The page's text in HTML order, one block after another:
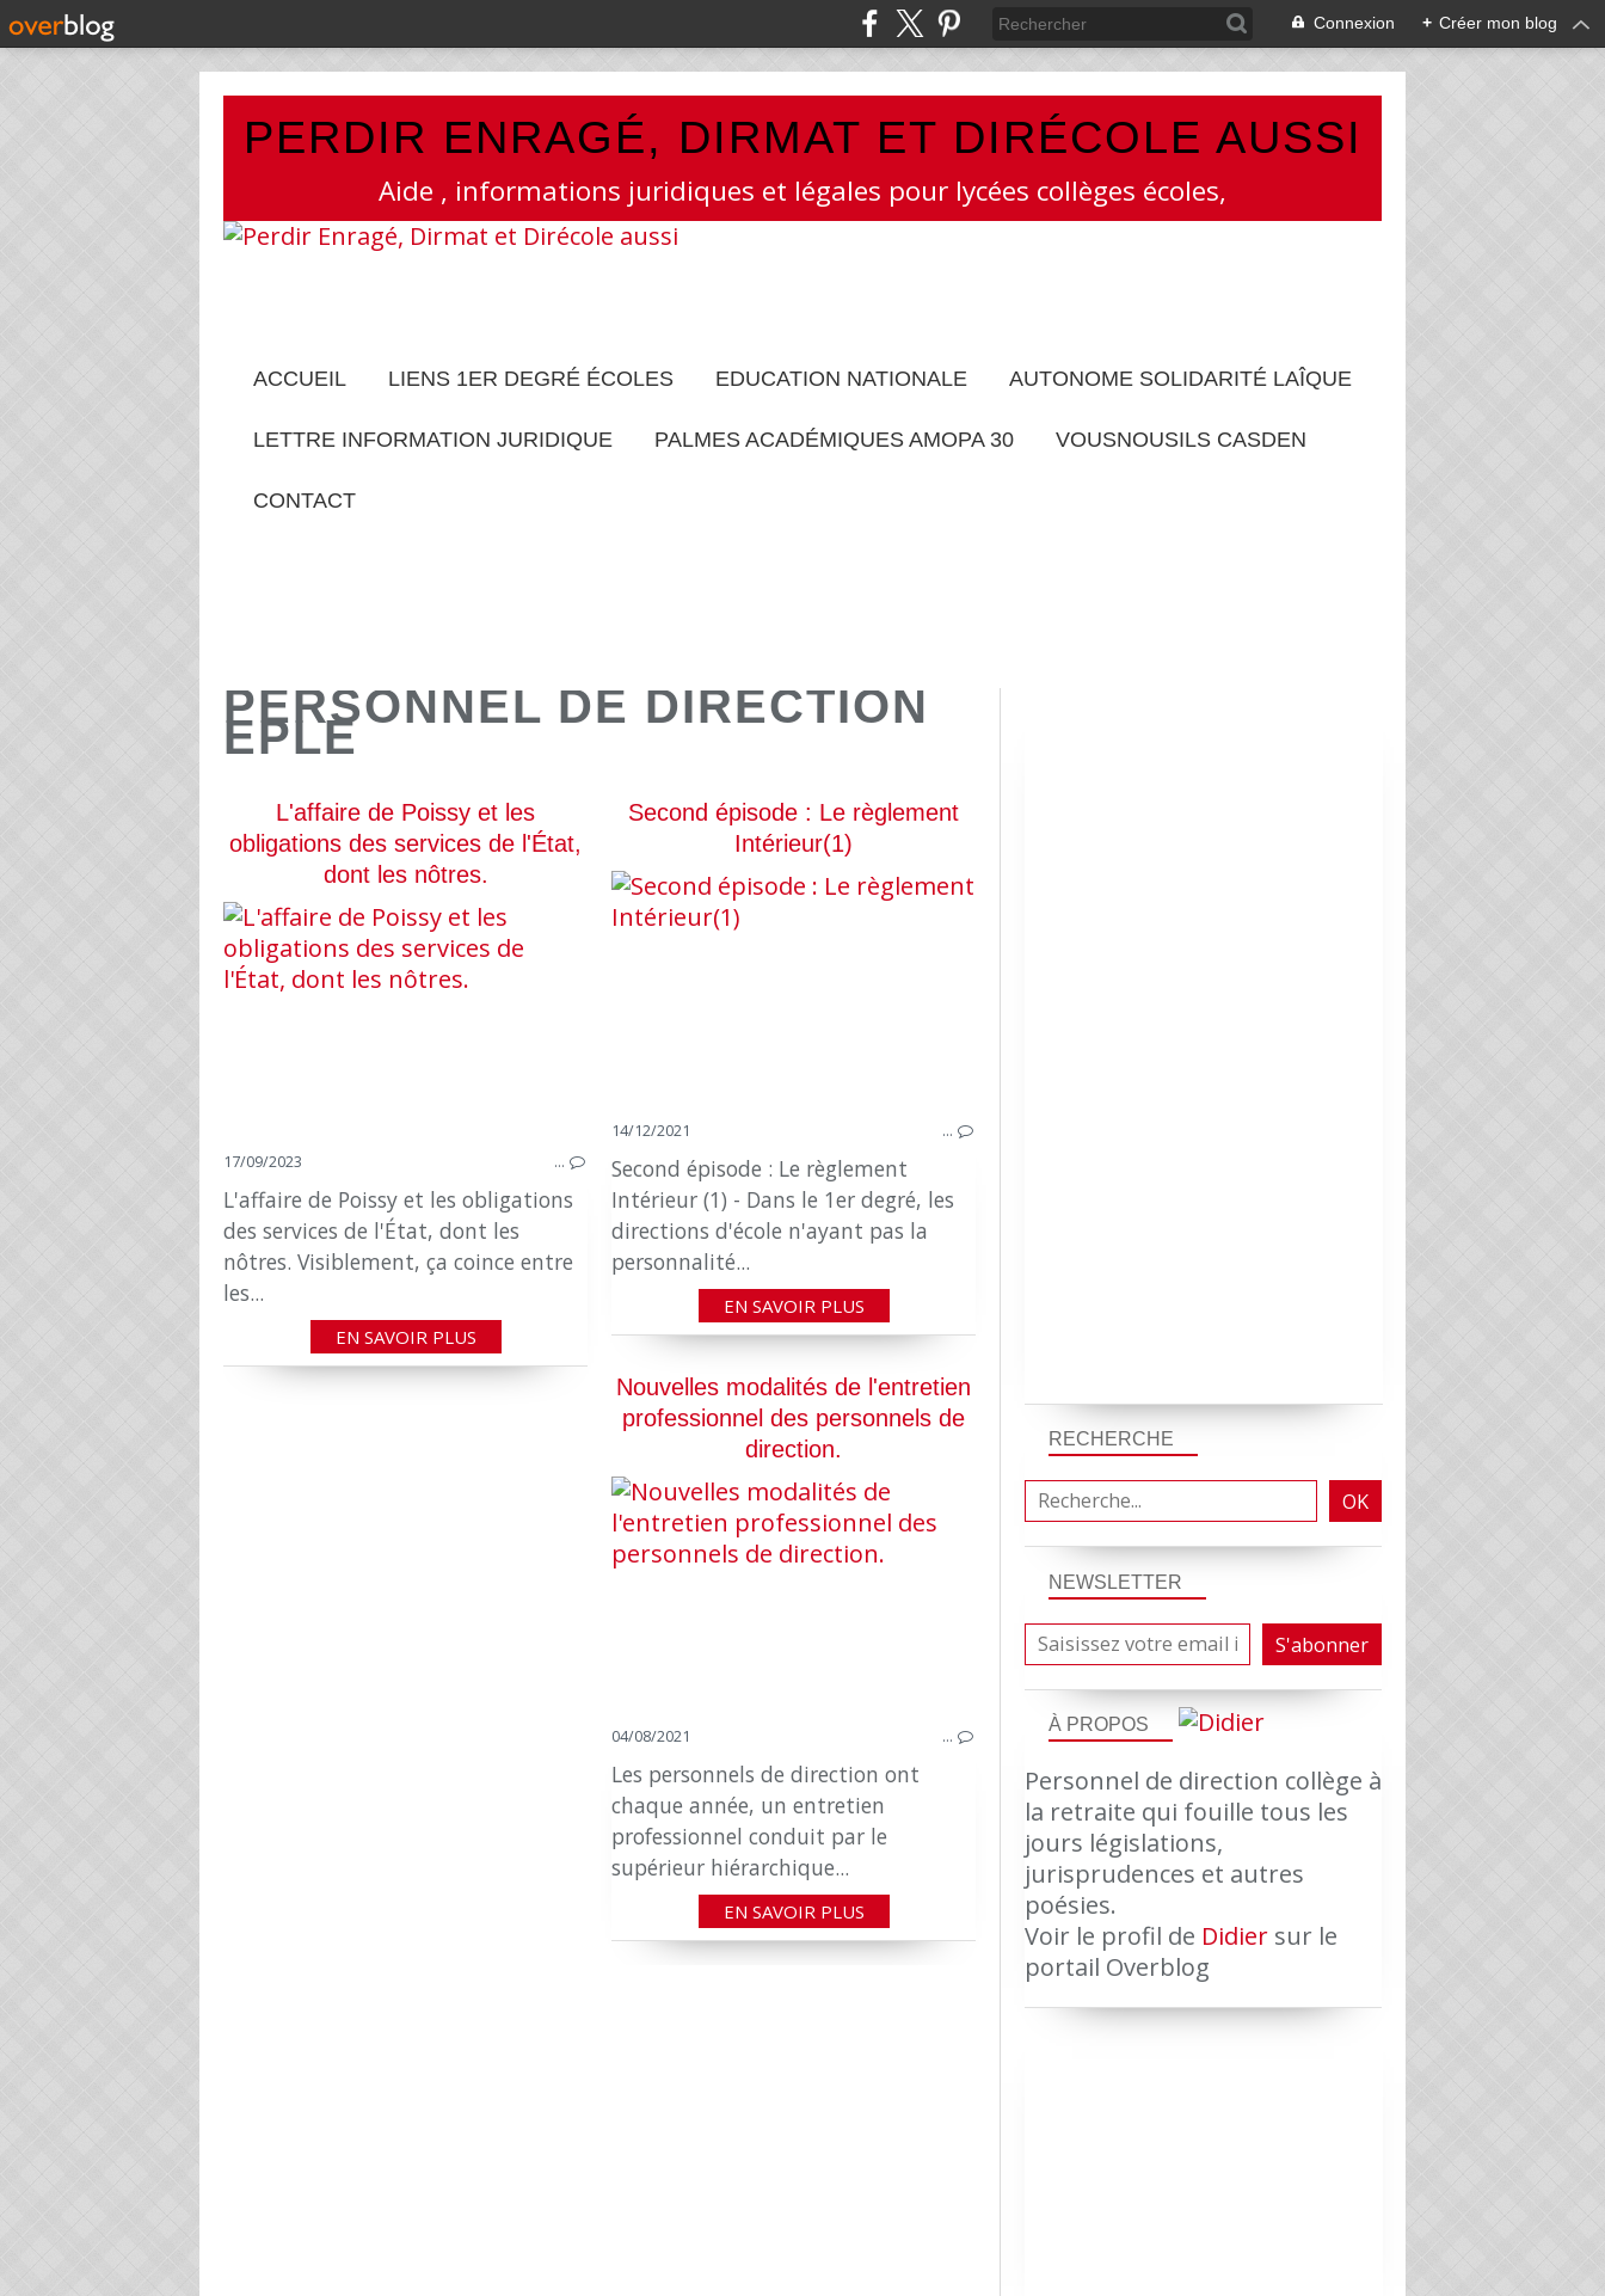
Connexion + Créer mon blog
PERDIR ENRAGÉ, DIRMAT ET DIRÉCOLE AUSSI
Aide , informations juridiques et légales pour lycées collèges écoles,
ACCUEIL LIENS 1ER DEGRÉ ÉCOLES EDUCATION NATIONALE AUTONOME SOLIDARITÉ LAÎQUE
LETTRE INFORMATION JURIDIQUE PALMES ACADÉMIQUES AMOPA 30 VOUSNOUSILS CASDEN
CONTACT
PERSONNEL DE DIRECTION
EPLE
L'affaire de Poissy et les
obligations des services de l'État,
dont les nôtres.
17/09/2023 …
L'affaire de Poissy et les obligations
des services de l'État, dont les
nôtres. Visiblement, ça coince entre
les...
EN SAVOIR PLUS
Second épisode : Le règlement
Intérieur(1)
14/12/2021 …
Second épisode : Le règlement
Intérieur (1) - Dans le 1er degré, les
directions d'école n'ayant pas la
personnalité...
EN SAVOIR PLUS
Nouvelles modalités de l'entretien
professionnel des personnels de
direction.
04/08/2021 …
Les personnels de direction ont
chaque année, un entretien
professionnel conduit par le
supérieur hiérarchique...
EN SAVOIR PLUS
NEWSLETTER
RECHERCHE
À PROPOS
Personnel de direction collège à
la retraite qui fouille tous les
jours législations,
jurisprudences et autres
poésies.
Voir le profil de Didier sur le
portail Overblog